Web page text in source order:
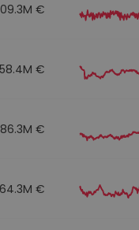
€
58.4M €
€
64.3M €